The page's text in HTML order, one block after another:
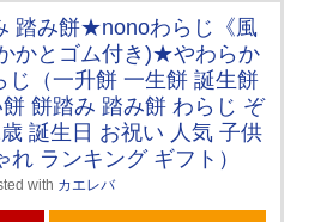
踏み餅★nonoわらじ《風
かとゴム付き)★やわらか
じ（一升餅 一生餅 誕生餅
餅踏み 踏み餅 わらじ ぞ
誕生日 お祝い 人気 子供
ランキング ギフト）
with カエレバ